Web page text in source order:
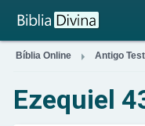
Bíblia Online  Antigo
Ezequiel